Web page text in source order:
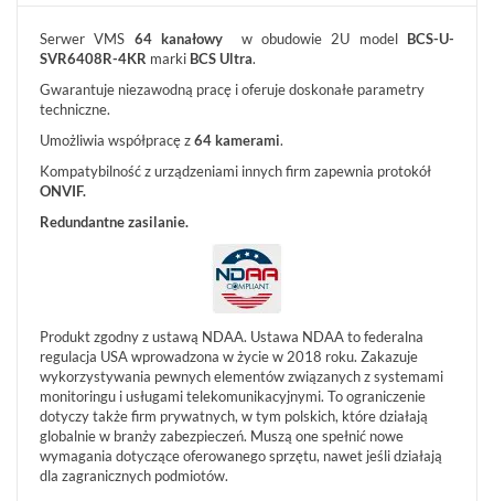
ZESTAWY
IP
(1)
WSZYSTKO
ALARMOWE
DOMOFONY
KONTROLA
DOSTĘPU
INTELIGENTNY
BUDYNEK
SIECI
Serwer VMS 64 kanałowy w obudowie 2U model BCS-U-
SVR6408R-4KR marki BCS Ultra.
Gwarantuje niezawodną pracę i oferuje doskonałe parametry
techniczne.
Umożliwia współpracę z64 kamerami.
Kompatybilność z urządzeniami innych firm zapewnia protokół
ONVIF.
Redundantne zasilanie.
Produkt zgodny z ustawą NDAA. Ustawa NDAA to federalna
regulacja USA wprowadzona w życie w 2018 roku. Zakazuje
wykorzystywania pewnych elementów związanych z systemami
monitoringu i usługami telekomunikacyjnymi. To ograniczenie
dotyczy także firm prywatnych, w tym polskich, które działają
globalnie w branży zabezpieczeń. Muszą one spełnić nowe
wymagania dotyczące oferowanego sprzętu, nawet jeśli działają
dla zagranicznych podmiotów.